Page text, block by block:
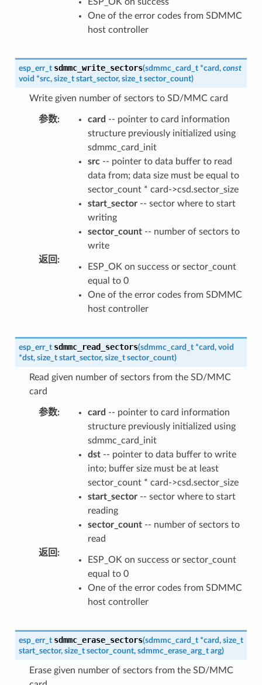
One of the error codes from SDMMC
host controller
esp_err_t sdmmc_write_sectors(sdmmc_card_t *card, const
void *src, size_t start_sector, size_t sector_count)
Write given number of sectors to SD/MMC card
参数: card -- pointer to card information
structure previously initialized using
sdmmc_card_init
src-- pointer to data buffer to read
data from; data size must be equal to
sector_count * card->csd.sector_size
start_sector-- sector where to start
writing
sector_count-- number of sectors to
write
返回 :
ESP_OK on success or sector_count
equal to 0
One of the error codes from SDMMC
host controller
esp_err_t sdmmc_read_sectors(sdmmc_card_t *card, void
*dst, size_t start_sector, size_t sector_count)
Read given number of sectors from the SD/MMC
card
参数: card -- pointer to card information
structure previously initialized using
sdmmc_card_init
dst-- pointer to data buffer to write
into; buffer size must be at least
sector_count * card->csd.sector_size
start_sector-- sector where to start
reading
sector_count-- number of sectors to
read
返回 :
ESP_OK on success or sector_count
equal to 0
One of the error codes from SDMMC
host controller
esp_err_t sdmmc_erase_sectors(sdmmc_card_t *card, size_t
start_sector, size_t sector_count, sdmmc_erase_arg_t arg)
Erase given number of sectors from the SD/MMC